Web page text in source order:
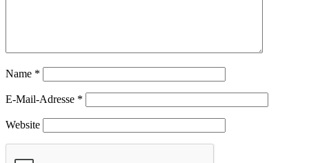
Name *
E-Mail-Adresse *
Website